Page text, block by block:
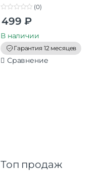
o
t
o
f
5
(0)
499 ₽
В наличии
Гарантия 12 месяцев
Сравнение
Топ продаж